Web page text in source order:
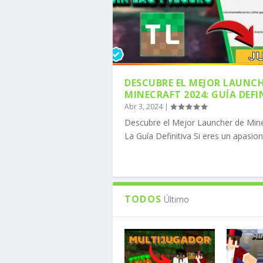
COMO DESCARGAR
MineComunidad
COMO DESCARGAR
MineComunidad
CÓMO INSTALAR
MineComunidad
CÓMO DESCARGAR
MineComunidad
CÓMO DESCARGAR
MineComunidad
DESCUBRE EL MEJOR
MINECRAFT 2024: GUÍA
Abr 3, 2024|
Descubre el Mejor Launcher de
La Guía Definitiva Si eres un
TODOS Último